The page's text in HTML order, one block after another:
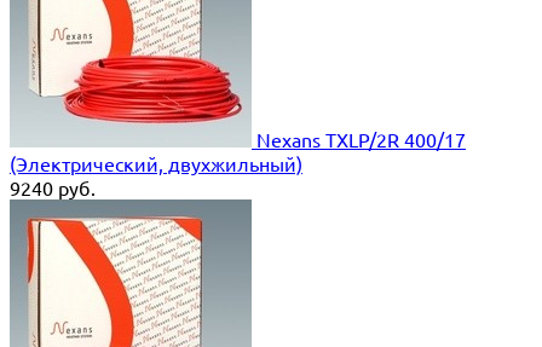
Nexans TXLP/2R 400/17
(Электрический, двухжильный)
9240 руб.